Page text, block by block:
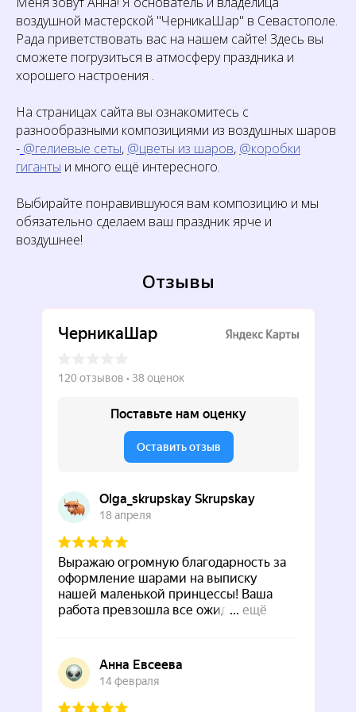
воздушной мастерской "ЧерникаШар" в Севастополе.
Рада приветствовать вас на нашем сайте! Здесь вы
сможете погрузиться в атмосферу праздника и
хорошего настроения .
На страницах сайта вы ознакомитесь с
разнообразными композициями из воздушных шаров
- @гелиевые сеты, @цветы из шаров, @коробки
гиганты и много ещё интересного.
Выбирайте понравившуюся вам композицию и мы
обязательно сделаем ваш праздник ярче и
воздушнее!
Отзывы